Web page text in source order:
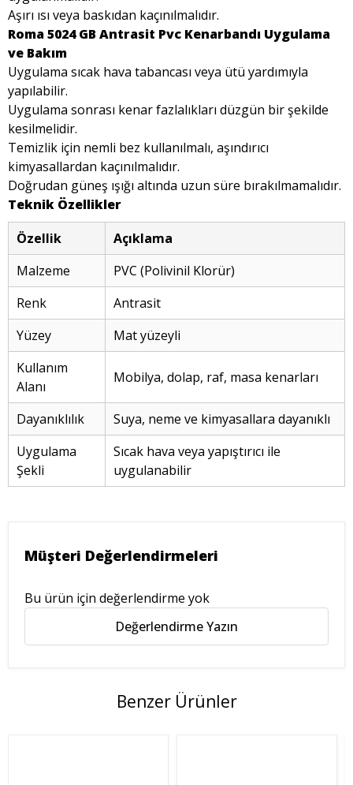
Aşırı ısı veya baskıdan kaçınılmalıdır.
Roma 5024 GB Antrasit Pvc Kenarbandı Uygulama
ve Bakım
Uygulama sıcak hava tabancası veya ütü yardımıyla
yapılabilir.
Uygulama sonrası kenar fazlalıkları düzgün bir şekilde
kesilmelidir.
Temizlik için nemli bez kullanılmalı, aşındırıcı
kimyasallardan kaçınılmalıdır.
Doğrudan güneş ışığı altında uzun süre bırakılmamalıdır.
Teknik Özellikler
Özellik
Açıklama
Malzeme
PVC (Polivinil Klorür)
Renk
Antrasit
Yüzey
Mat yüzeyli
Kullanım
Alanı
Mobilya, dolap, raf, masa kenarları
Dayanıklılık
Suya, neme ve kimyasallara dayanıklı
Uygulama
Şekli
Sıcak hava veya yapıştırıcı ile
uygulanabilir
Müşteri Değerlendirmeleri
Bu ürün için değerlendirme yok
Değerlendirme Yazın
Benzer Ürünler